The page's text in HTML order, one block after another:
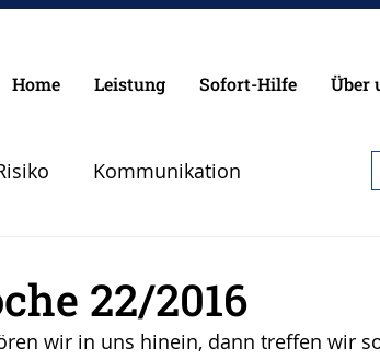
Home Leistung Sofort-Hilfe Über
Kommunikation
Angst Sicherheit
22/2016
wir in uns hinein, dann treffen wir